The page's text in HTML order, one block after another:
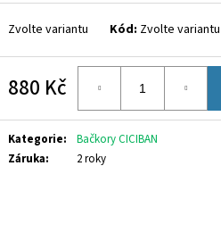
Zvolte variantu Kód: Zvolte variantu
880 Kč
cena:
Kategorie:
Bačkory CICIBAN
Záruka: 2 roky